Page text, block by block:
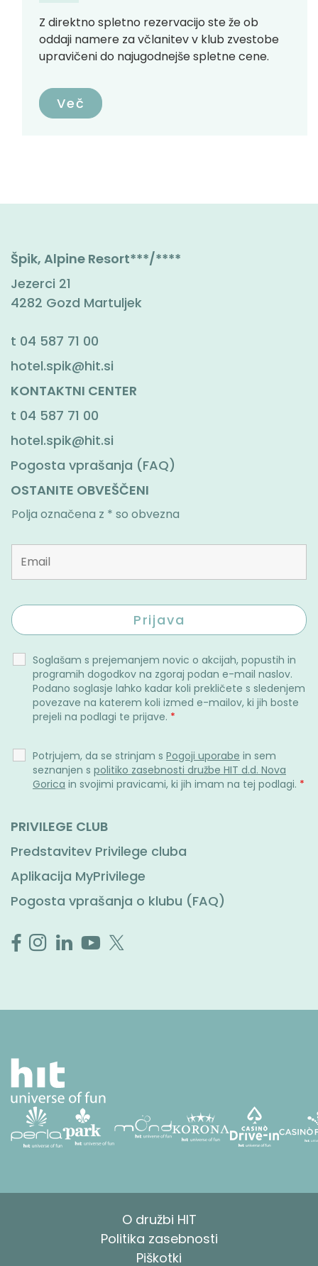
Z direktno spletno rezervacijo ste že ob
oddaji namere za včlanitev v klub zvestobe
upravičeni do najugodnejše spletne cene.
Več
Špik, Alpine Resort***/****
Jezerci 21
4282 Gozd Martuljek
t 04 587 71 00
hotel.spik@hit.si
KONTAKTNI CENTER
t 04 587 71 00
hotel.spik@hit.si
Pogosta vprašanja (FAQ)
OSTANITE OBVEŠČENI
Polja označena z * so obvezna
Soglašam s prejemanjem novic o akcijah, popustih in
programih dogodkov na zgoraj podan e-mail naslov.
Podano soglasje lahko kadar koli prekličete s sledenjem
povezave na katerem koli izmed e-mailov, ki jih boste
prejeli na podlagi te prijave. *
Potrjujem, da se strinjam s Pogoji uporabe in sem
seznanjen s politiko zasebnosti družbe HIT d.d. Nova
Gorica in svojimi pravicami, ki jih imam na tej podlagi. *
PRIVILEGE CLUB
Predstavitev Privilege cluba
Aplikacija MyPrivilege
Pogosta vprašanja o klubu (FAQ)
O družbi HIT
Politika zasebnosti
Piškotki